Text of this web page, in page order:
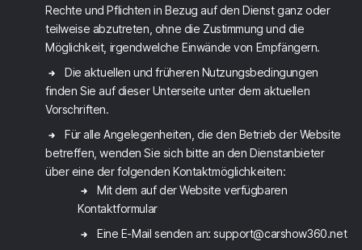
Rechte und Pflichten in Bezug auf den Dienst ganz oder
teilweise abzutreten, ohne die Zustimmung und die
Möglichkeit, irgendwelche Einwände von Empfängern.
Die aktuellen und früheren Nutzungsbedingungen
finden Sie auf dieser Unterseite unter dem aktuellen
Vorschriften.
Für alle Angelegenheiten, die den Betrieb der Website
betreffen, wenden Sie sich bitte an den Dienstanbieter
über eine der folgenden Kontaktmöglichkeiten:
Mit dem auf der Website verfügbaren
Kontaktformular
Eine E-Mail senden an: support@carshow360.net